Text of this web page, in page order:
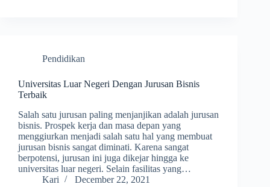
Pendidikan
Universitas Luar Negeri Dengan Jurusan Bisnis
Terbaik
Salah satu jurusan paling menjanjikan adalah jurusan
bisnis. Prospek kerja dan masa depan yang
menggiurkan menjadi salah satu hal yang membuat
jurusan bisnis sangat diminati. Karena sangat
berpotensi, jurusan ini juga dikejar hingga ke
universitas luar negeri. Selain fasilitas yang…
Kari
December 22, 2021